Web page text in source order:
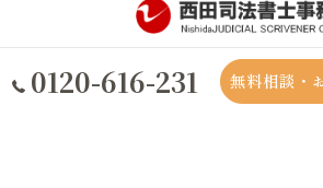
0120-616-231 無料相談・
© 2026 大阪の司法書士なら西田司法書士事務所